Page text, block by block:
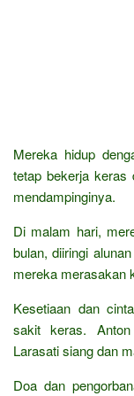
Mereka hidup
tetap bekerja keras
mendampinginya.
Di malam hari,
bulan, diiringi
mereka merasakan
Kesetiaan dan
sakit keras.
Larasati siang dan
Doa dan